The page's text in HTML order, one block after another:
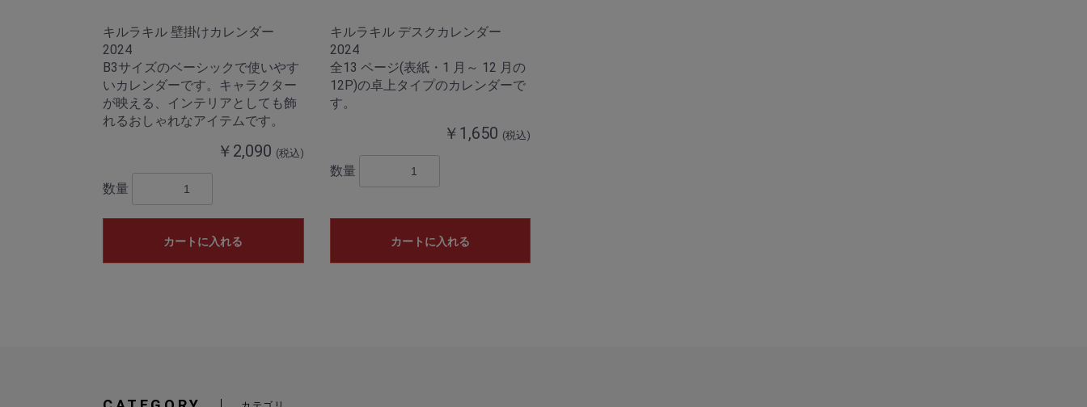
キルラキル 壁掛けカレンダー
2024
B3サイズのベーシックで使いやす
いカレンダーです。キャラクター
が映える、インテリアとしても飾
れるおしゃれなアイテムです。
￥2,090 (税込)
数量
カートに入れる
キルラキル デスクカレンダー
2024
全13 ページ(表紙・1 月～ 12 月の
12P)の卓上タイプのカレンダーで
す。
￥1,650 (税込)
数量
カートに入れる